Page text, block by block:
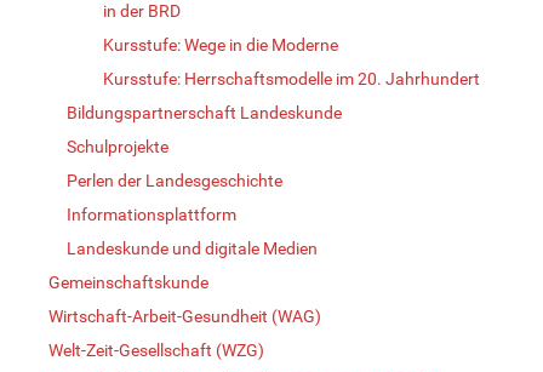
in der BRD
Kursstufe: Wege in die Moderne
Kursstufe: Herrschaftsmodelle im 20. Jahrhundert
Bildungspartnerschaft Landeskunde
Schulprojekte
Perlen der Landesgeschichte
Informationsplattform
Landeskunde und digitale Medien
Gemeinschaftskunde
Wirtschaft-Arbeit-Gesundheit (WAG)
Welt-Zeit-Gesellschaft (WZG)